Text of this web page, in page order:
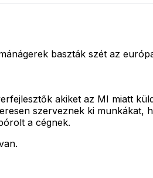
baszták szét az
akiket az MI miatt
szerveznek ki
a cégnek.